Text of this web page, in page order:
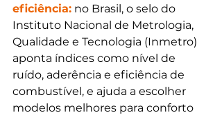
eficiência: no Brasil, o selo do
Instituto Nacional de Metrologia,
Qualidade e Tecnologia (Inmetro)
aponta índices como nível de
ruído, aderência e eficiência de
combustível, e ajuda a escolher
modelos melhores para conforto